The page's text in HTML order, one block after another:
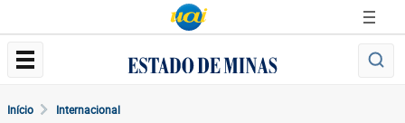
Início Internacional